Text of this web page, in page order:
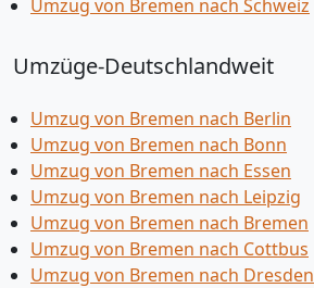
Umzug von Bremen nach Schweiz
Umzüge-Deutschlandweit
Umzug von Bremen nach Berlin
Umzug von Bremen nach Bonn
Umzug von Bremen nach Essen
Umzug von Bremen nach Leipzig
Umzug von Bremen nach Bremen
Umzug von Bremen nach Cottbus
Umzug von Bremen nach Dresden